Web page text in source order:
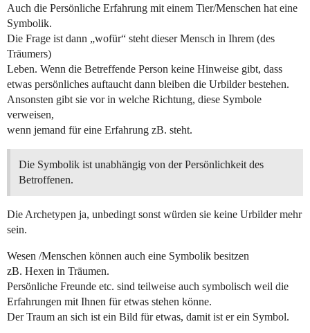
Auch die Persönliche Erfahrung mit einem Tier/Menschen hat eine
Symbolik.
Die Frage ist dann „wofür“ steht dieser Mensch in Ihrem (des
Träumers)
Leben. Wenn die Betreffende Person keine Hinweise gibt, dass
etwas persönliches auftaucht dann bleiben die Urbilder bestehen.
Ansonsten gibt sie vor in welche Richtung, diese Symbole
verweisen,
wenn jemand für eine Erfahrung zB. steht.
Die Symbolik ist unabhängig von der Persönlichkeit des
Betroffenen.
Die Archetypen ja, unbedingt sonst würden sie keine Urbilder mehr
sein.
Wesen /Menschen können auch eine Symbolik besitzen
zB. Hexen in Träumen.
Persönliche Freunde etc. sind teilweise auch symbolisch weil die
Erfahrungen mit Ihnen für etwas stehen könne.
Der Traum an sich ist ein Bild für etwas, damit ist er ein Symbol.